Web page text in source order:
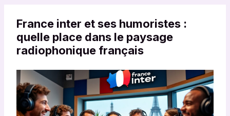
France inter et ses humoristes :
quelle place dans le paysage
radiophonique français